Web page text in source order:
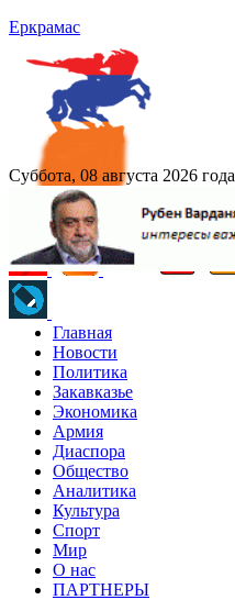
Еркрамас
Суббота, 08 августа 2026 года
Главная
Новости
Политика
Закавказье
Экономика
Армия
Диаспора
Общество
Аналитика
Культура
Спорт
Мир
О нас
ПАРТНЕРЫ